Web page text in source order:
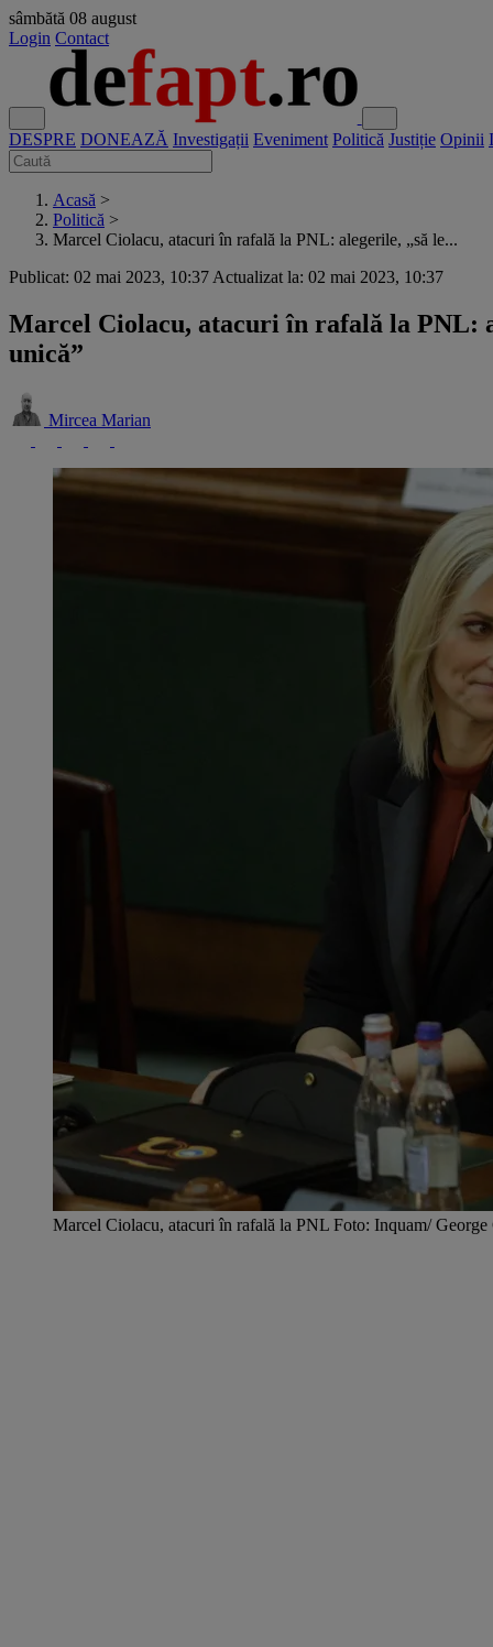
sâmbătă 08 august
Login Contact
DESPRE DONEAZĂ Investigații Eveniment Politică Justiție Opinii
Acasă >
Politică >
Marcel Ciolacu, atacuri în rafală la PNL: alegerile, „să le...
Publicat: 02 mai 2023, 10:37 Actualizat la: 02 mai 2023, 10:37
Marcel Ciolacu, atacuri în rafală la PNL:
unică”
Mircea Marian
Marcel Ciolacu, atacuri în rafală la PNL Foto: Inquam/ George